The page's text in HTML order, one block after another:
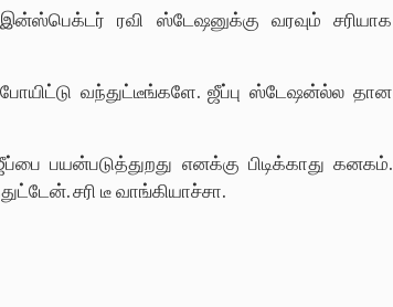
ரவி ஸ்டேஷனுக்கு வரவும் சரியாக
வந்துட்டீங்களே. ஜீப்பு ஸ்டேஷன்ல்ல தான
பயன்படுத்துறது எனக்கு பிடிக்காது கனகம்.
சரி டீ வாங்கியாச்சா.